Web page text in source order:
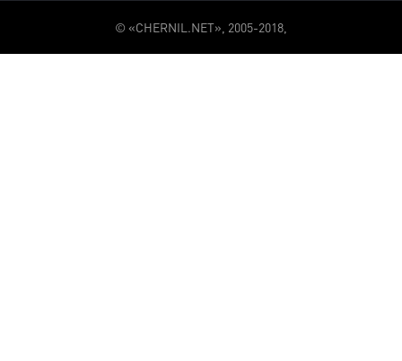
© «CHERNIL.NET», 2005-2018,